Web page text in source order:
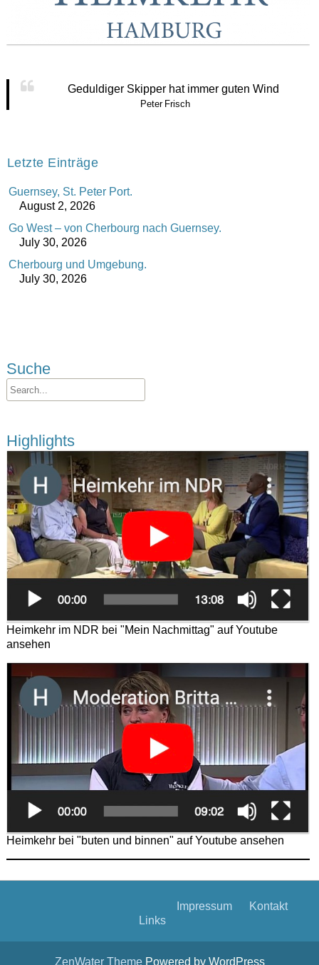
Geduldiger Skipper hat immer guten Wind
Peter Frisch
Letzte Einträge
Guernsey, St. Peter Port.
August 2, 2026
Go West – von Cherbourg nach Guernsey.
July 30, 2026
Cherbourg und Umgebung.
July 30, 2026
Suche
Highlights
Heimkehr im NDR bei "Mein Nachmittag" auf Youtube
ansehen
Heimkehr bei "buten und binnen" auf Youtube ansehen
Impressum
Kontakt
Links
ZenWater Theme Powered by WordPress